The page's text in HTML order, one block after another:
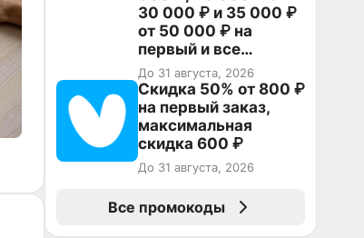
30 000 ₽ и 35 000 ₽
от 50 000 ₽ на
первый и все
повторные заказы по
промокоду НАБЕРИ
До 31 августа, 2026
Скидка 50% от 800 ₽
на первый заказ,
максимальная
скидка 600 ₽
До 31 августа, 2026
Все промокоды